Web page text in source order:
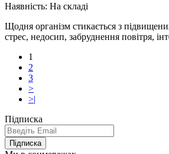
Наявність: На складі
Щодня організм стикається з
стрес, недосип, забруднення повітря,
1
2
3
>
>|
Підписка
Підписка